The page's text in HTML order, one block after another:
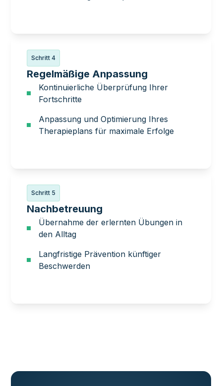
Schritt 4
Regelmäßige Anpassung
Kontinuierliche Überprüfung Ihrer
Fortschritte
Anpassung und Optimierung Ihres
Therapieplans für maximale Erfolge
Schritt 5
Nachbetreuung
Übernahme der erlernten Übungen in
den Alltag
Langfristige Prävention künftiger
Beschwerden